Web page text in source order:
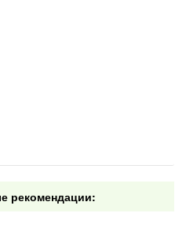
рекомендации: